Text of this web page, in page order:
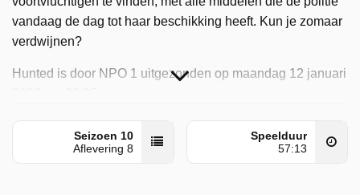
vandaag de dag tot haar beschikking heeft. Kun je zomaar
verdwijnen?
Hunted is door NPO 1 uitgezonden op maandag 12 januari
Seizoen 10
Aflevering 8
Speelduur
57:13